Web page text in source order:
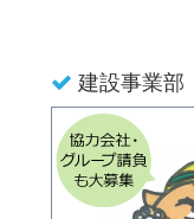
建設事業部